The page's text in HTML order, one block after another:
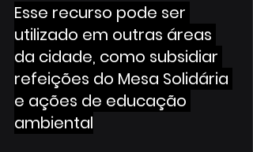
Esse recurso pode ser
utilizado em outras áreas
da cidade, como subsidiar
refeições do Mesa Solidária
e ações de educação
ambiental